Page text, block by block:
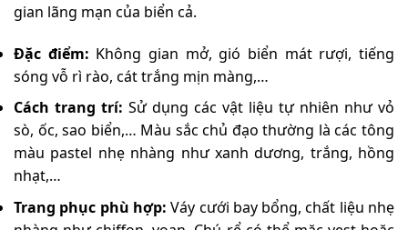
gian lãng mạn của biển cả.
Đặc điểm: Không gian mở, gió biển mát rượi, tiếng
sóng vỗ rì rào, cát trắng mịn màng,…
Cách trang trí: Sử dụng các vật liệu tự nhiên như vỏ
sò, ốc, sao biển,… Màu sắc chủ đạo thường là các tông
màu pastel nhẹ nhàng như xanh dương, trắng, hồng
nhạt,…
Trang phục phù hợp: Váy cưới bay bổng, chất liệu nhẹ